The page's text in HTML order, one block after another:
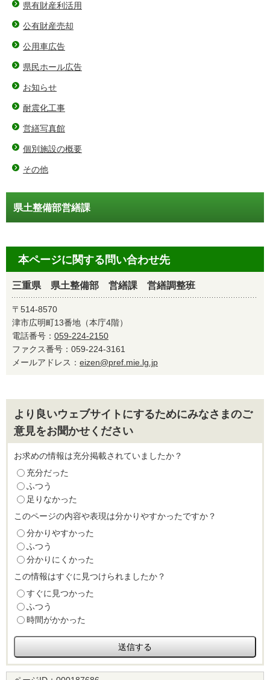
県有財産利活用
公有財産売却
公用車広告
県民ホール広告
お知らせ
耐震化工事
営繕写真館
個別施設の概要
その他
県土整備部営繕課
本ページに関する問い合わせ先
三重県 県土整備部 営繕課 営繕調整班
〒514-8570
津市広明町13番地（本庁4階）
電話番号： 059-224-2150
ファクス番号：059-224-3161
メールアドレス： eizen@pref.mie.lg.jp
より良いウェブサイトにするためにみなさまのご
意見をお聞かせください
お求めの情報は充分掲載されていましたか？
充分だった
ふつう
足りなかった
このページの内容や表現は分かりやすかったですか？
分かりやすかった
ふつう
分かりにくかった
この情報はすぐに見つけられましたか？
すぐに見つかった
ふつう
時間がかかった